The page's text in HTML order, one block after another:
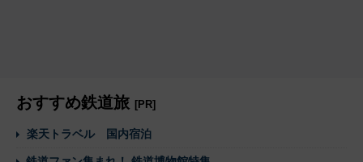
おすすめ鉄道旅 [PR]
楽天トラベル 国内宿泊